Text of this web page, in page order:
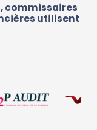
commissaires
utilisent